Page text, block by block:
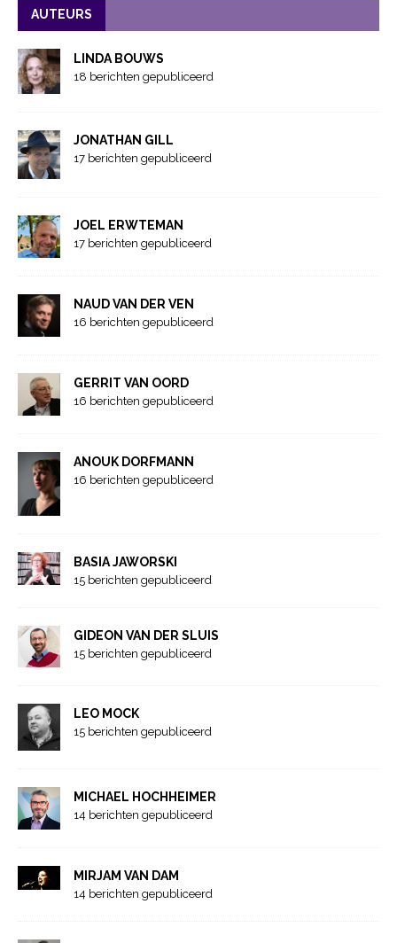
AUTEURS
LINDA BOUWS
18 berichten gepubliceerd
JONATHAN GILL
17 berichten gepubliceerd
JOEL ERWTEMAN
17 berichten gepubliceerd
NAUD VAN DER VEN
16 berichten gepubliceerd
GERRIT VAN OORD
16 berichten gepubliceerd
ANOUK DORFMANN
16 berichten gepubliceerd
BASIA JAWORSKI
15 berichten gepubliceerd
GIDEON VAN DER SLUIS
15 berichten gepubliceerd
LEO MOCK
15 berichten gepubliceerd
MICHAEL HOCHHEIMER
14 berichten gepubliceerd
MIRJAM VAN DAM
14 berichten gepubliceerd